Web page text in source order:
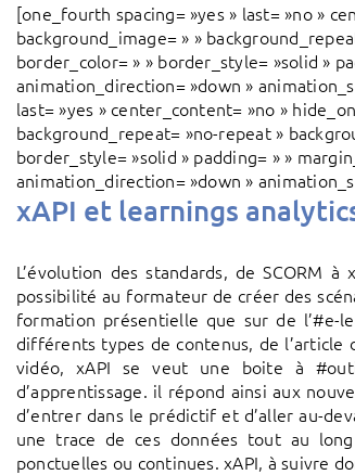
[one_fourth spacing= »yes » last= »no »
background_image= » »
border_color= » » border_style= »solid »
animation_direction= »down »
last= »yes » center_content= »no »
background_repeat= »no-repeat »
border_style= »solid » padding= » »
animation_direction= »down »
xAPI et learnings
L’évolution des standards, de SCORM
possibilité au formateur de créer des
formation présentielle que sur de l’#e-
différents types de contenus, de l’article
vidéo, xAPI se veut une boite à
d’apprentissage. il répond ainsi aux
d’entrer dans le prédictif et d’aller au-
une trace de ces données tout au
ponctuelles ou continues. xAPI, à suivre